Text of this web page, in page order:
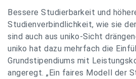
Bessere Studierbarkeit und
Studienverbindlichkeit, wie sie
sind auch aus uniko-Sicht
uniko hat dazu mehrfach die
Grundstipendiums mit
angeregt. „Ein faires Modell der